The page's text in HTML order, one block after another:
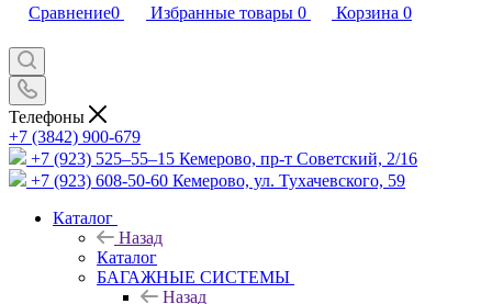
Сравнение0 Избранные товары 0 Корзина 0
Телефоны
+7 (3842) 900-679
+7 (923) 525–55–15 Кемерово, пр-т Советский, 2/16
+7 (923) 608-50-60 Кемерово, ул. Тухачевского, 59
Каталог
Назад
Каталог
БАГАЖНЫЕ СИСТЕМЫ
Назад